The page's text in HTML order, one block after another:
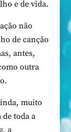
e de vida.
não
de canção
antes,
outra
muito
toda a
a